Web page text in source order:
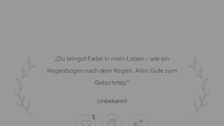
Du bringst Farbe in mein Leben – wie ein
Regenbogen nach dem Regen. Alles Gute zum
Geburtstag!
Unbekannt
1